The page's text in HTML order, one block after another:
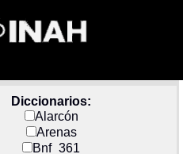
Diccionarios:
Alarcón
Arenas
Bnf_361